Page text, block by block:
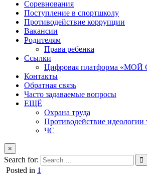
Соревнования
Поступление в спортшколу
Противодействие коррупции
Вакансии
Родителям
Права ребенка
Ссылки
Цифровая платформа
Контакты
Обратная связь
Часто задаваемые вопросы
ЕЩЁ
Охрана труда
Противодействие идеологии
ЧС
×
Search for:
Posted in 1